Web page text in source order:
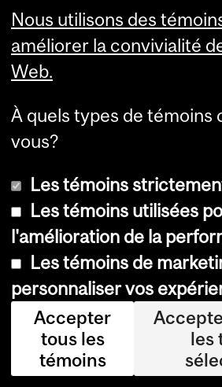
LICD
Laboratoire d’innovation en
commerce au détail
Ressources pour les PME
détail
Articles
Aldo Bensadoun
Événements
Collab Créative Détail
Hackathon GEN IA Détail
Défi innovation commerce
de détail
Sommets du commerce de
détail
Nous utilisons des
améliorer la convivialité
Web.
À quels types de témoins
vous?
Les témoins
Les témoins utilisées
l'amélioration de la
Les témoins de
personnaliser vos
Accepter
tous les
témoins
les